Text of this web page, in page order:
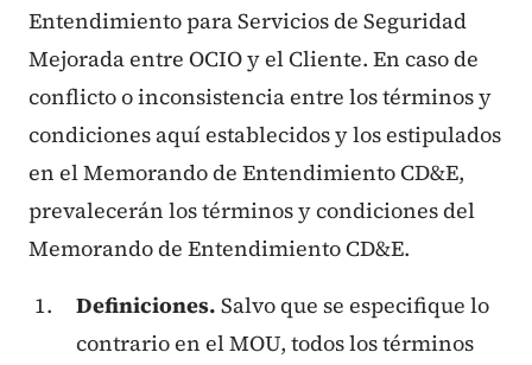
Entendimiento para Servicios de Seguridad
Mejorada entre OCIO y el Cliente. En caso de
conflicto o inconsistencia entre los términos y
condiciones aquí establecidos y los estipulados
en el Memorando de Entendimiento CD&E,
prevalecerán los términos y condiciones del
Memorando de Entendimiento CD&E.
Definiciones. Salvo que se especifique lo
contrario en el MOU, todos los términos